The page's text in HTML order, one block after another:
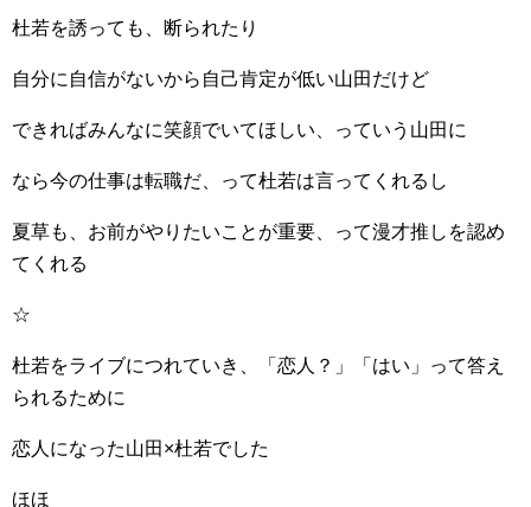
杜若を誘っても、断られたり
自分に自信がないから自己肯定が低い山田だけど
できればみんなに笑顔でいてほしい、っていう山田に
なら今の仕事は転職だ、って杜若は言ってくれるし
夏草も、お前がやりたいことが重要、って漫才推しを認め
てくれる
☆
杜若をライブにつれていき、「恋人？」「はい」って答え
られるために
恋人になった山田×杜若でした
ほほ